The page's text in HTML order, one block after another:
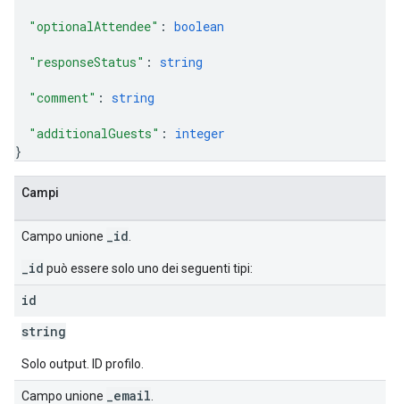
"optionalAttendee" : boolean
"responseStatus" : string
"comment" : string
"additionalGuests" : integer
}
Campi
Campo unione _id
_id può essere solo uno dei seguenti tipi:
id
string
Solo output. ID profilo.
Campo unione _email